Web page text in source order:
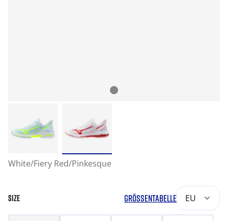
White/Fiery Red/Pinkesque
SIZE GRÖSSENTABELLE EU